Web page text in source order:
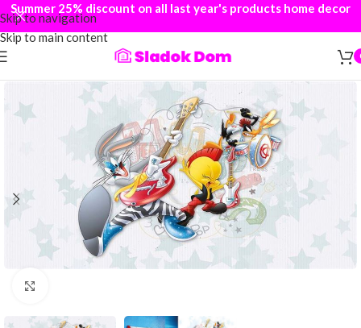
Skip to navigation
Skip to main content
Summer 25% discount on all last year's products home decor